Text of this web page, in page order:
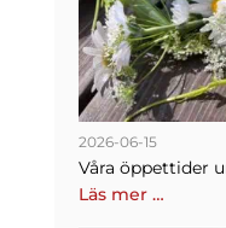
2026-06-15
Våra öppettider
Läs mer …